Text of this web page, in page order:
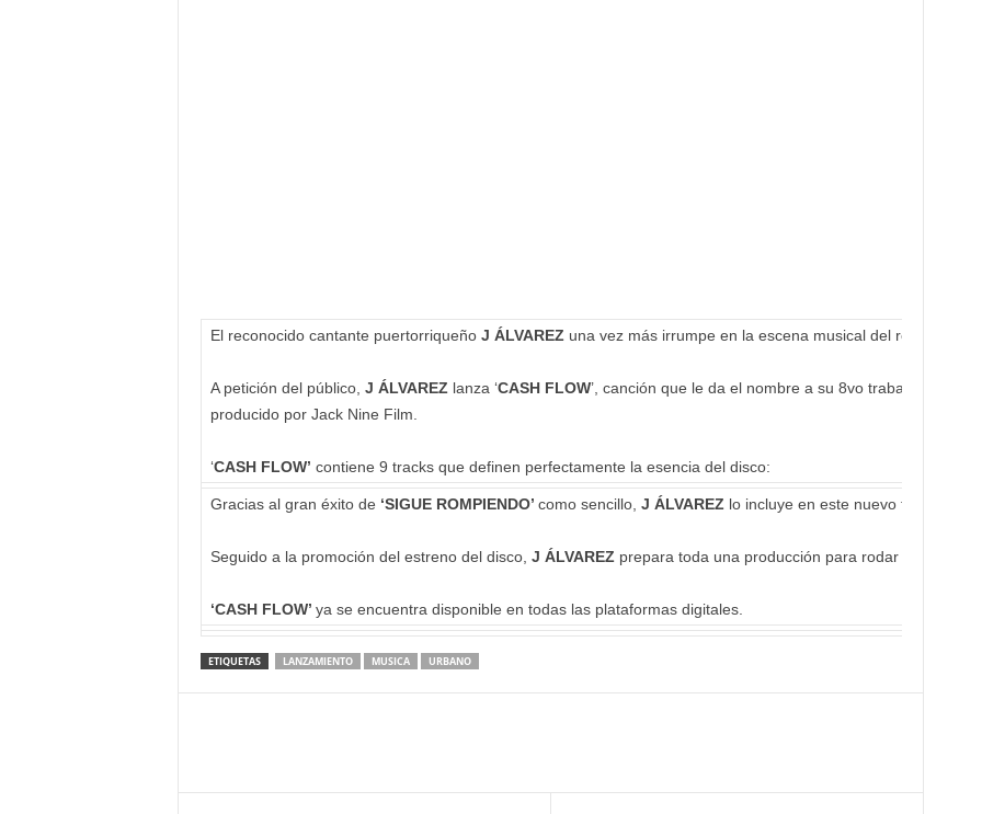
El reconocido cantante puertorriqueñoJ ÁLVAREZ una vez más irrumpe en la escena musical del reggaetón
A petición del público, J ÁLVAREZ lanza ‘CASH FLOW’, canción que le da el nombre a su 8vo trabajo
producido por Jack Nine Film.
‘CASH FLOW’ contiene 9 tracks que definen perfectamente la esencia del disco:
Gracias al gran éxito de ‘SIGUE ROMPIENDO’ como sencillo, J ÁLVAREZ lo incluye en este nuevo trabajo
Seguido a la promoción del estreno del disco, J ÁLVAREZ prepara toda una producción para rodar un
‘CASH FLOW’ ya se encuentra disponible en todas las plataformas digitales.
ETIQUETAS LANZAMIENTO MUSICA URBANO